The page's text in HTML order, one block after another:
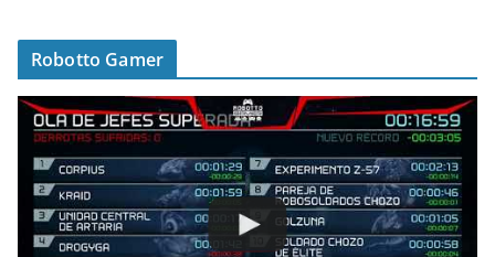
Robotto Gamer